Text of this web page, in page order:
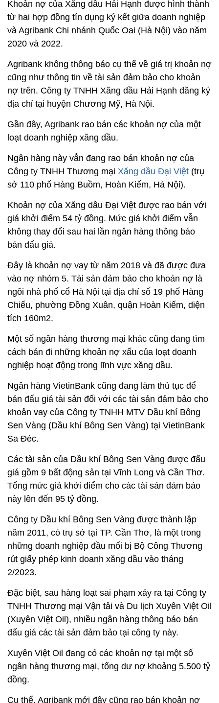
Khoản nợ của Xăng dầu Hải Hạnh được hình thành
từ hai hợp đồng tín dụng ký kết giữa doanh nghiệp
và Agribank Chi nhánh Quốc Oai (Hà Nội) vào năm
2020 và 2022.
Agribank không thông báo cụ thể về giá trị khoản nợ
cũng như thông tin về tài sản đảm bảo cho khoản
nợ trên. Công ty TNHH Xăng dầu Hải Hạnh đăng ký
địa chỉ tại huyện Chương Mỹ, Hà Nội.
Gần đây, Agribank rao bán các khoản nợ của một
loạt doanh nghiệp xăng dầu.
Ngân hàng này vẫn đang rao bán khoản nợ của
Công ty TNHH Thương mại Xăng dầu Đại Việt (trụ
sở 110 phố Hàng Buồm, Hoàn Kiếm, Hà Nội).
Khoản nợ của Xăng dầu Đại Việt được rao bán với
giá khởi điểm 54 tỷ đồng. Mức giá khởi điểm vẫn
không thay đổi sau hai lần ngân hàng thông báo
bán đấu giá.
Đây là khoản nợ vay từ năm 2018 và đã được đưa
vào nợ nhóm 5. Tài sản đảm bảo cho khoản nợ là
ngôi nhà phố cổ Hà Nội tại địa chỉ số 19 phố Hàng
Chiếu, phường Đồng Xuân, quận Hoàn Kiếm, diện
tích 160m2.
Một số ngân hàng thương mại khác cũng đang tìm
cách bán đi những khoản nợ xấu của loạt doanh
nghiệp hoạt động trong lĩnh vực xăng dầu.
Ngân hàng VietinBank cũng đang làm thủ tục để
bán đấu giá tài sản đối với các tài sản đảm bảo cho
khoản vay của Công ty TNHH MTV Dầu khí Bông
Sen Vàng (Dầu khí Bông Sen Vàng) tại VietinBank
Sa Đéc.
Các tài sản của Dầu khí Bông Sen Vàng được đấu
giá gồm 9 bất động sản tại Vĩnh Long và Cần Thơ.
Tổng mức giá khởi điểm cho các tài sản đảm bảo
này lên đến 95 tỷ đồng.
Công ty Dầu khí Bông Sen Vàng được thành lập
năm 2011, có trụ sở tại TP. Cần Thơ, là một trong
những doanh nghiệp đầu mối bị Bộ Công Thương
rút giấy phép kinh doanh xăng dầu vào tháng
2/2023.
Đặc biệt, sau hàng loạt sai phạm xảy ra tại Công ty
TNHH Thương mại Vận tải và Du lịch Xuyên Việt Oil
(Xuyên Việt Oil), nhiều ngân hàng thông báo bán
đấu giá các tài sản đảm bảo tại công ty này.
Xuyên Việt Oil đang có các khoản nợ tại một số
ngân hàng thương mại, tổng dư nợ khoảng 5.500 tỷ
đồng.
Cụ thể, Agribank mới đây cũng rao bán khoản nợ